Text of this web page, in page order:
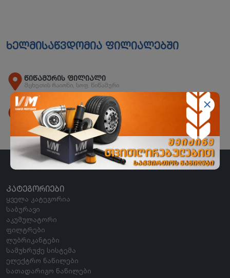
ხელმისაწვდომია ფილიალებში
წიწამურის ფილიალი
მცხეთის რაიონი, სოფ. წიწამური
ორხევის ფილიალი
ორხევის დასახლება, ჩანტლაძის N15
ᲙᲐᲢᲔᲒᲝᲠᲘᲔᲑᲘ
ყველა კატეგორია
საბურავი
აკუმულატორი
ფილტრები
ლუბრიკანტები
სამუხრუჭე სისტემა
ელექტრო ნაწილები
სათადარიგო ნაწილები